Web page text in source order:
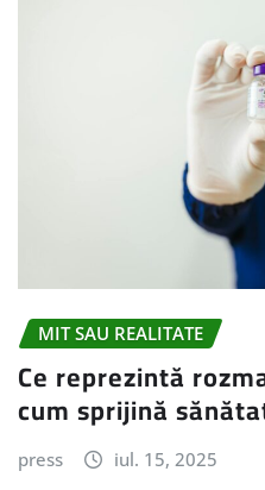
MIT SAU REALITATE
Ce reprezintă
cum sprijină
press iul. 15, 2025